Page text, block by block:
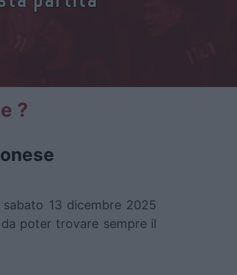
?
13 dicembre 2025
poter trovare sempre il